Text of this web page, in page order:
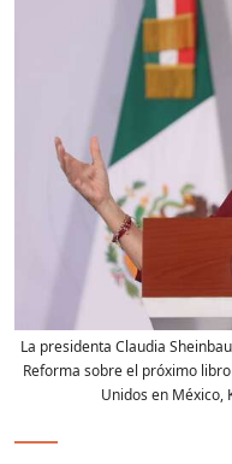
La presidenta Claudia
Reforma sobre el próximo
Unidos en México,